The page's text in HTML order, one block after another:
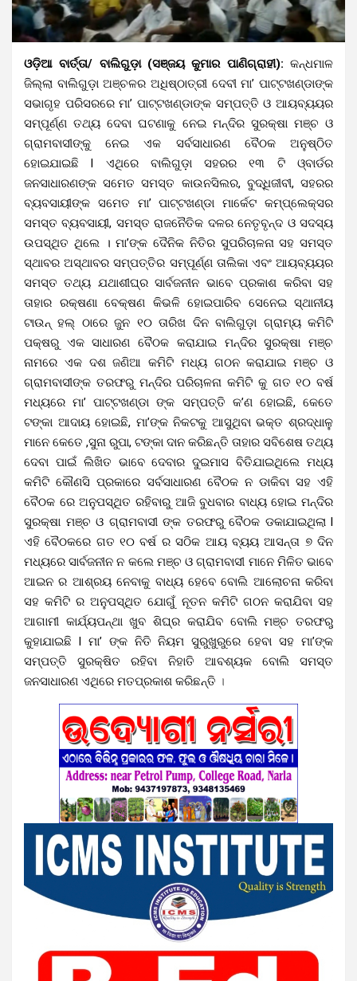
ଓଡ଼ିଆ ବାର୍ତ୍ତା/ ବାଲିଗୁଡ଼ା (ସଞ୍ଜୟ କୁମାର ପାଣିଗ୍ରାହୀ): କନ୍ଧମାଳ
ଜିଲ୍ଲା ବାଲିଗୁଡ଼ା ଅଞ୍ଚଳର ଅଧିଷ୍ଠାତ୍ରୀ ଦେବୀ ମା’ ପାଟ୍ଟଖଣ୍ଡାଙ୍କ
ସଭାଗୃହ ପରିସରରେ ମା’ ପାଟ୍ଟଖଣ୍ଡାଙ୍କ ସମ୍ପତ୍ତି ଓ ଆୟବ୍ୟୟର
ସମ୍ପୂର୍ଣ୍ଣ ତଥ୍ୟ ଦେବା ଘଟଣାକୁ ନେଇ ମନ୍ଦିର ସୁରକ୍ଷା ମଞ୍ଚ ଓ
ଗ୍ରାମବାସୀଙ୍କୁ ନେଇ ଏକ ସର୍ବସାଧାରଣ ବୈଠକ ଅନୁଷ୍ଠିତ
ହୋଇଯାଇଛି l ଏଥିରେ ବାଲିଗୁଡ଼ା ସହରର ୧୩ ଟି ଓ୍ବାର୍ଡର
ଜନସାଧାରଣଙ୍କ ସମେତ ସମସ୍ତ କାଉନସିଲର, ବୁଦ୍ଧିଜୀବୀ, ସହରର
ବ୍ୟବସାୟୀଙ୍କ ସମେତ ମା’ ପାଟ୍ଟଖଣ୍ଡା ମାର୍କେଟ କମ୍ପ୍ଲେକ୍ସର
ସମସ୍ତ ବ୍ୟବସାୟୀ, ସମସ୍ତ ରାଜନୈତିକ ଦଳର ନେତୃବୃନ୍ଦ ଓ ସଦସ୍ୟ
ଉପସ୍ଥିତ ଥିଲେ । ମା’ଙ୍କ ଦୈନିକ ନିତିର ସୁପରିଚାଳନା ସହ ସମସ୍ତ
ସ୍ଥାବର ଅସ୍ଥାବର ସମ୍ପତ୍ତିର ସମ୍ପୂର୍ଣ୍ଣ ତାଲିକା ଏବଂ ଆୟବ୍ୟୟର
ସମସ୍ତ ତଥ୍ୟ ଯଥାଶୀଘ୍ର ସାର୍ବଜନୀନ ଭାବେ ପ୍ରକାଶ କରିବା ସହ
ତାହାର ରକ୍ଷଣା ବେକ୍ଷଣ କିଭଳି ହୋଇପାରିବ ସେନେଇ ସ୍ଥାନୀୟ
ଟାଉନ୍ ହଲ୍ ଠାରେ ଜୁନ ୧୦ ତାରିଖ ଦିନ ବାଲିଗୁଡ଼ା ଗ୍ରାମ୍ୟ କମିଟି
ପକ୍ଷରୁ ଏକ ସାଧାରଣ ବୈଠକ କରାଯାଇ ମନ୍ଦିର ସୁରକ୍ଷା ମଞ୍ଚ
ନାମରେ ଏକ ଦଶ ଜଣିଆ କମିଟି ମଧ୍ୟ ଗଠନ କରାଯାଇ ମଞ୍ଚ ଓ
ଗ୍ରାମବାସୀଙ୍କ ତରଫରୁ ମନ୍ଦିର ପରିଚାଳନା କମିଟି କୁ ଗତ ୧୦ ବର୍ଷ
ମଧ୍ୟରେ ମା’ ପାଟ୍ଟଖଣ୍ଡା ଙ୍କ ସମ୍ପତ୍ତି କ’ଣ ହୋଇଛି, କେତେ
ଟଙ୍କା ଆଦାୟ ହୋଇଛି, ମା’ଙ୍କ ନିକଟକୁ ଆସୁଥିବା ଭକ୍ତ ଶ୍ରଦ୍ଧାଳୁ
ମାନେ କେତେ ,ସୁନା ରୁପା, ଟଙ୍କା ଦାନ କରିଛନ୍ତି ତାହାର ସବିଶେଷ ତଥ୍ୟ
ଦେବା ପାଇଁ ଲିଖିତ ଭାବେ ଦେବାର ଦୁଇମାସ ବିତିଯାଇଥିଲେ ମଧ୍ୟ
କମିଟି କୌଣସି ପ୍ରକାରେ ସର୍ବସାଧାରଣ ବୈଠକ ନ ଡାକିବା ସହ ଏହି
ବୈଠକ ରେ ଅନୁପସ୍ଥିତ ରହିବାରୁ ଆଜି ବୁଧବାର ବାଧ୍ୟ ହୋଇ ମନ୍ଦିର
ସୁରକ୍ଷା ମଞ୍ଚ ଓ ଗ୍ରାମବାସୀ ଙ୍କ ତରଫରୁ ବୈଠକ ଡକାଯାଇଥିଲା l
ଏହି ବୈଠକରେ ଗତ ୧୦ ବର୍ଷ ର ସଠିକ ଆୟ ବ୍ୟୟ ଆସନ୍ତା ୭ ଦିନ
ମଧ୍ୟରେ ସାର୍ବଜନୀନ ନ କଲେ ମଞ୍ଚ ଓ ଗ୍ରାମବାସୀ ମାନେ ମିଳିତ ଭାବେ
ଆଇନ ର ଆଶ୍ରୟ ନେବାକୁ ବାଧ୍ୟ ହେବେ ବୋଲି ଆଲୋଚନା କରିବା
ସହ କମିଟି ର ଅନୁପସ୍ଥିତ ଯୋଗୁଁ ନୂତନ କମିଟି ଗଠନ କରାଯିବା ସହ
ଆଗାମୀ କାର୍ଯ୍ୟପନ୍ଥା ଖୁବ ଶିଘ୍ର କରାଯିବ ବୋଲି ମଞ୍ଚ ତରଫରୁ
କୁହାଯାଇଛି l ମା’ ଙ୍କ ନିତି ନିୟମ ସୁରୁଖୁରୁରେ ହେବା ସହ ମା’ଙ୍କ
ସମ୍ପତ୍ତି ସୁରକ୍ଷିତ ରହିବା ନିହାତି ଆବଶ୍ୟକ ବୋଲି ସମସ୍ତ
ଜନସାଧାରଣ ଏଥିରେ ମତପ୍ରକାଶ କରିଛନ୍ତି ।